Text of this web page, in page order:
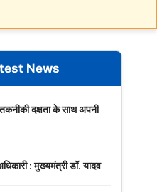
News
दक्षता के साथ अपनी
: मुख्यमंत्री डॉ. यादव